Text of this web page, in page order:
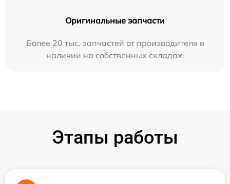
Оригинальные запчасти
Более 20 тыс. запчастей от производителя в
наличии на собственных складах.
Этапы работы